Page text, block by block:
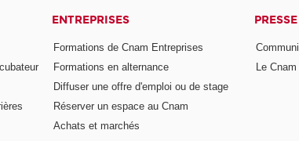
ENTREPRISES
Formations de Cnam Entreprises
Formations en alternance
Diffuser une offre d'emploi ou de stage
Réserver un espace au Cnam
Achats et marchés
PRESSE
Le